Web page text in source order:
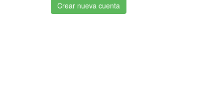
Crear nueva cuenta